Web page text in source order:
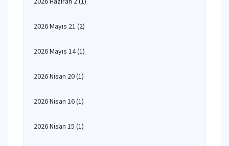
2026 Mayıs 21 (2)
2026 Mayıs 14(1)
2026 Nisan 20(1)
2026 Nisan 16(1)
2026 Nisan 15 (1)